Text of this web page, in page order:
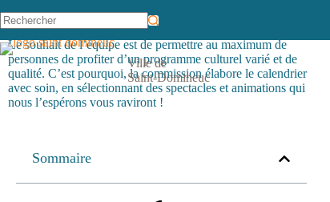
Ville de
Saint-Domineuc
Programmation culturelle
Le souhait de l’équipe est de permettre au maximum de
personnes de profiter d’un programme culturel varié et de
qualité. C’est pourquoi, la commission élabore le calendrier
avec soin, en sélectionnant des spectacles et animations qui
nous l’espérons vous raviront !
Sommaire